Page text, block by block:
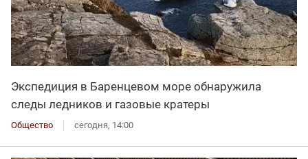
Экспедиция в Баренцевом море обнаружила
следы ледников и газовые кратеры
Общество сегодня, 14:00